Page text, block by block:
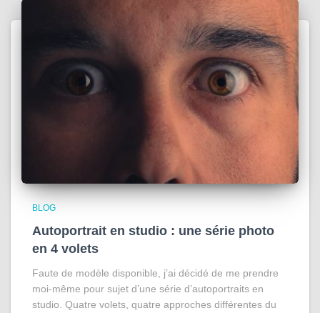
BLOG
Autoportrait en studio : une série photo
en 4 volets
Faute de modèle disponible, j’ai décidé de me prendre
moi-même pour sujet d’une série d’autoportraits en
studio. Quatre volets, quatre approches différentes du